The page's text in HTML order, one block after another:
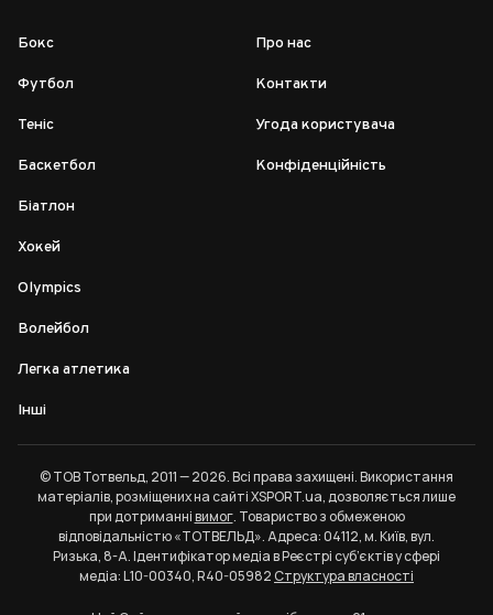
Бокс
Футбол
Теніс
Баскетбол
Біатлон
Хокей
Olympics
Волейбол
Легка атлетика
Інші
Про нас
Контакти
Угода користувача
Конфіденційність
© ТОВ Тотвельд, 2011 — 2026. Всі права захищені. Використання
матеріалів, розміщених на сайті XSPORT.ua, дозволяється лише
при дотриманнівимог. Товариство з обмеженою
відповідальністю «ТОТВЕЛЬД». Адреса: 04112, м. Київ, вул.
Ризька, 8-А. Ідентифікатор медіа в Реєстрі суб’єктів у сфері
медіа: L10-00340, R40-05982Структура власності